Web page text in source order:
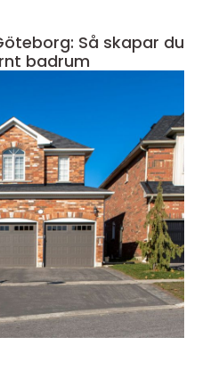
Så skapar du
badrum